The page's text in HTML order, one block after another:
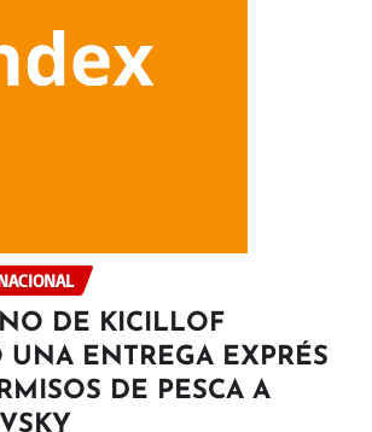
DE KICILLOF
ENTREGA EXPRÉS
DE PESCA A